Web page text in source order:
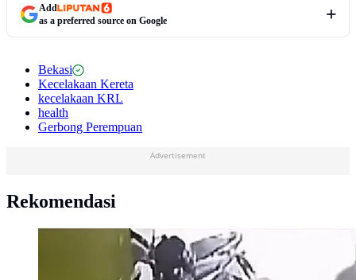
Add
as a preferred source on Google
Bekasi
Kecelakaan Kereta
kecelakaan KRL
health
Gerbong Perempuan
Advertisement
Rekomendasi